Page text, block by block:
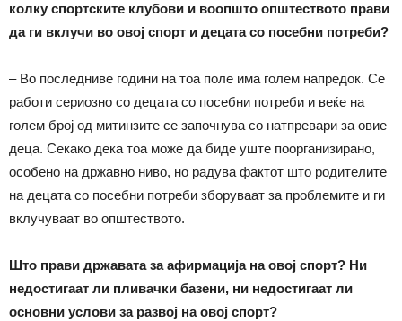
колку спортските клубови и воопшто општеството прави
да ги вклучи во овој спорт и децата со посебни потреби?
– Во последниве години на тоа поле има голем напредок. Се
работи сериозно со децата со посебни потреби и веќе на
голем број од митинзите се започнува со натпревари за овие
деца. Секако дека тоа може да биде уште поорганизирано,
особено на државно ниво, но радува фактот што родителите
на децата со посебни потреби зборуваат за проблемите и ги
вклучуваат во општеството.
Што прави државата за афирмација на овој спорт? Ни
недостигаат ли пливачки базени, ни недостигаат ли
основни услови за развој на овој спорт?